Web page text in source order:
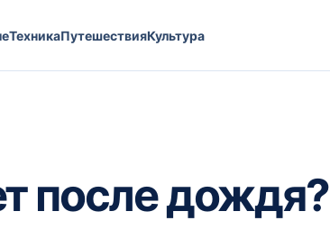
ТехникаПутешествияКультура
после дождя?